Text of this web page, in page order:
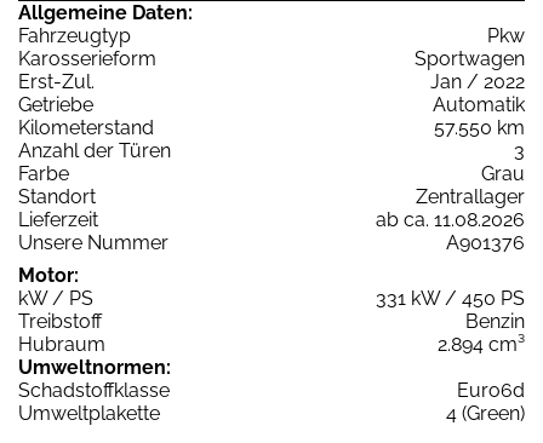
Allgemeine Daten:
Fahrzeugtyp
Pkw
Karosserieform
Sportwagen
Erst-Zul.
Jan / 2022
Getriebe
Automatik
Kilometerstand
57.550 km
Anzahl der Türen
3
Farbe
Grau
Standort
Zentrallager
Lieferzeit
ab ca. 11.08.2026
Unsere Nummer
A901376
Motor:
kW / PS
331 kW / 450 PS
Treibstoff
Benzin
Hubraum
2.894 cm³
Umweltnormen:
Schadstoffklasse
Euro6d
Umweltplakette
4 (Green)